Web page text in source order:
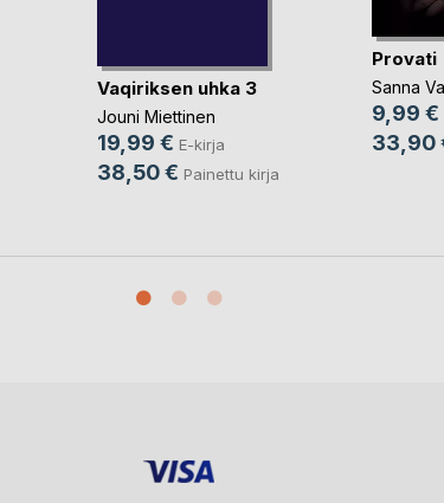
Vaqiriksen uhka 3
Jouni Miettinen
19,99 € E-kirja
38,50 € Painettu kirja
Provati
Sanna
9,99 €
33,90